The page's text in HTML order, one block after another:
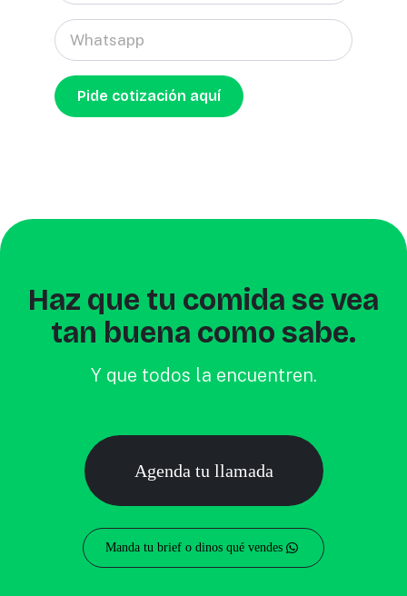
Whatsapp
Pide cotización aquí
Haz que tu comida se vea
tan buena como sabe.
Y que todos la encuentren.
Agenda tu llamada
Manda tu brief o dinos qué vendes